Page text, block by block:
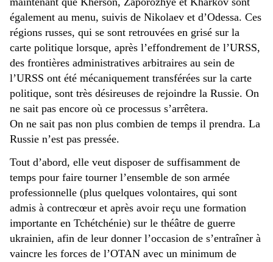
également au menu, suivis de Nikolaev et d’Odessa. Ces
régions russes, qui se sont retrouvées en grisé sur la
carte politique lorsque, après l’effondrement de l’URSS,
des frontières administratives arbitraires au sein de
l’URSS ont été mécaniquement transférées sur la carte
politique, sont très désireuses de rejoindre la Russie. On
ne sait pas encore où ce processus s’arrêtera.
On ne sait pas non plus combien de temps il prendra. La
Russie n’est pas pressée.
Tout d’abord, elle veut disposer de suffisamment de
temps pour faire tourner l’ensemble de son armée
professionnelle (plus quelques volontaires, qui sont
admis à contrecœur et après avoir reçu une formation
importante en Tchétchénie) sur le théâtre de guerre
ukrainien, afin de leur donner l’occasion de s’entraîner à
vaincre les forces de l’OTAN avec un minimum de